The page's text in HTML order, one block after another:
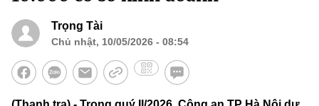
Trọng Tài
Chủ nhật, 10/05/2026 - 08:54